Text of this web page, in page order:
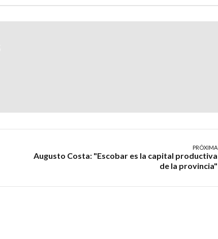
PRÓXIMA
Augusto Costa: "Escobar es la capital productiva
de la provincia"